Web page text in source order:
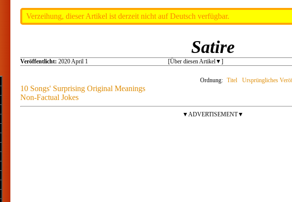
Verzeihung, dieser Artikel ist derzeit nicht auf Deutsch verfügbar.
Satire
Veröffentlicht: 2020 April 1 [Über diesen Artikel ]
Ordnung: Titel Ursprüngliches
10 Songs' Surprising Original Meanings
Non-Factual Jokes
▼ADVERTISEMENT▼